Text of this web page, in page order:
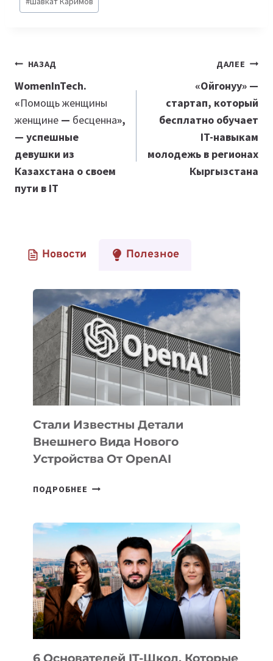
Навигация
по
записям
НАЗАД
WomenInTech.
«Помощь женщины
женщине — бесценна»,
— успешные
девушки из
Казахстана о своем
пути в IT
ДАЛЕЕ
«Ойгонуу» —
стартап, который
бесплатно обучает
IT-навыкам
молодежь в регионах
Кыргызстана
Новости Полезное
Стали Известны Детали
Внешнего Вида Нового
Устройства От OpenAI
ПОДРОБНЕЕ СТАЛИ
ВНЕШНЕГО
ВИДА
НОВОГО
УСТРОЙСТВА
ОТ
OPENAI